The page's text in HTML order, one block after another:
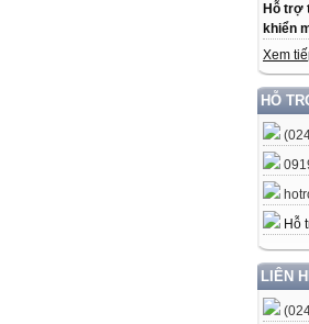
Hỗ trợ
khiển
Xem
HỖ
Hỗ
LIÊN